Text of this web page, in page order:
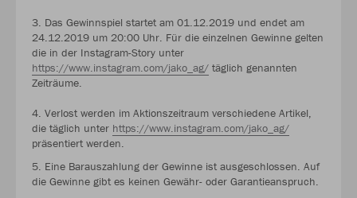
3. Das Gewinnspiel startet am 01.12.2019 und endet am
24.12.2019 um 20:00 Uhr. Für die einzelnen Gewinne gelten
die in der Instagram-Story unter
https://www.instagram.com/jako_ag/ täglich genannten
Zeiträume.
4. Verlost werden im Aktionszeitraum verschiedene Artikel,
die täglich unter https://www.instagram.com/jako_ag/
präsentiert werden.
5. Eine Barauszahlung der Gewinne ist ausgeschlossen. Auf
die Gewinne gibt es keinen Gewähr- oder Garantieanspruch.